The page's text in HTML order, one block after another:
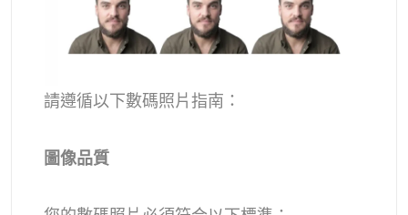
請遵循以下數碼照片指南：
圖像品質